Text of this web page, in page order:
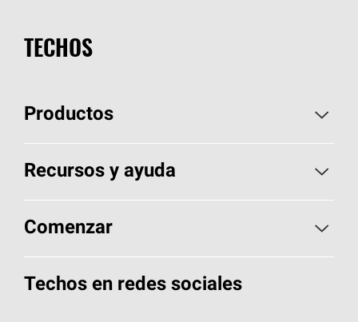
TECHOS
Productos
Elija sus tejas
Encuentre un contratista
Componentes para techos
Recursos y ayuda
Aspectos básicos sobre techos
Herramientas de diseño y color
Comenzar
Llame al 1-800-GET-PINK®
Techos en redes sociales